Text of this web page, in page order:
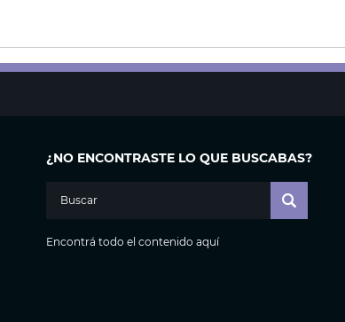
¿NO ENCONTRASTE LO QUE BUSCABAS?
Encontrá todo el contenido aquí